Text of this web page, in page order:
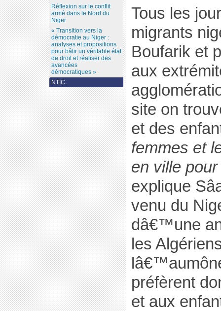
Tous les
migrants
Boufarik et
aux
site on
et des
femmes et
en ville
explique
venu du
dâ€™une
les
préfèrent
et aux
Réflexion sur le conflit
armé dans le Nord du
Niger
« Transition vers la
démocratie au Niger :
analyses et propositions
pour bâtir un véritable état
de droit et réaliser des
avancées
démocratiques »
NTIC